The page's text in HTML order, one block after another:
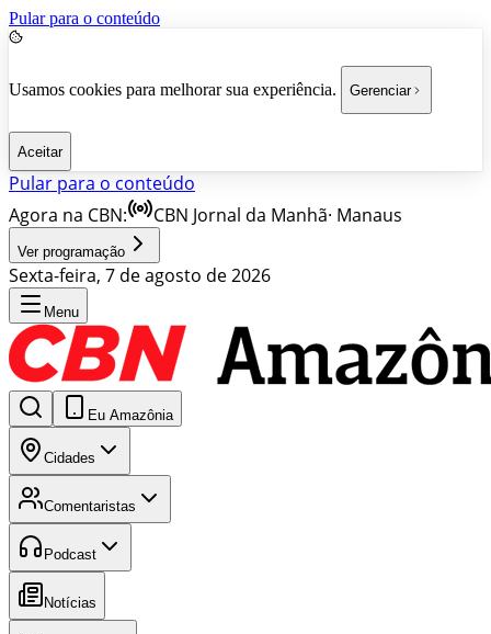
Pular para o conteúdo
Usamos cookies para melhorar sua experiência. Gerenciar
Aceitar
Pular para o conteúdo
Agora na CBN:
CBN Jornal da Manhã· Manaus
Ver programação
Sexta-feira, 7 de agosto de 2026
Menu
Eu Amazônia
Cidades
Comentaristas
Podcast
Notícias